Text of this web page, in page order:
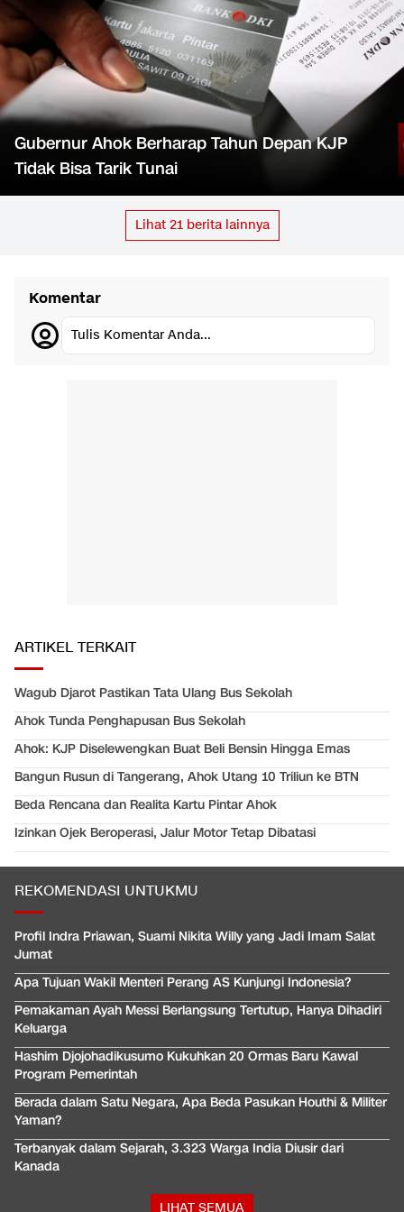
Gubernur Ahok Berharap Tahun Depan KJP
Tidak Bisa Tarik Tunai
Lihat 21berita lainnya
Komentar
Tulis Komentar Anda...
ARTIKEL TERKAIT
Wagub Djarot Pastikan Tata Ulang Bus Sekolah
Ahok Tunda Penghapusan Bus Sekolah
Ahok: KJP Diselewengkan Buat Beli Bensin Hingga Emas
Bangun Rusun di Tangerang, Ahok Utang 10 Triliun ke BTN
Beda Rencana dan Realita Kartu Pintar Ahok
Izinkan Ojek Beroperasi, Jalur Motor Tetap Dibatasi
REKOMENDASI UNTUKMU
Profil Indra Priawan, Suami Nikita Willy yang Jadi Imam Salat
Jumat
Apa Tujuan Wakil Menteri Perang AS Kunjungi Indonesia?
Pemakaman Ayah Messi Berlangsung Tertutup, Hanya Dihadiri
Keluarga
Hashim Djojohadikusumo Kukuhkan 20 Ormas Baru Kawal
Program Pemerintah
Berada dalam Satu Negara, Apa Beda Pasukan Houthi & Militer
Yaman?
Terbanyak dalam Sejarah, 3.323 Warga India Diusir dari
Kanada
LIHAT SEMUA